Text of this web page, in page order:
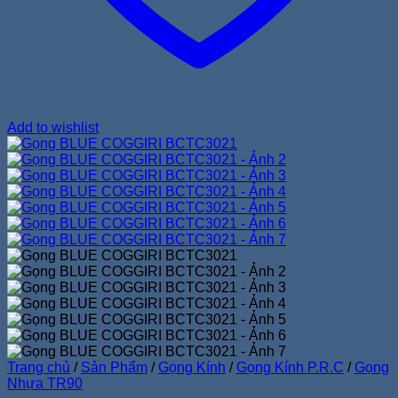
Add to wishlist
Trang chủ / Sản Phẩm / Gọng Kính / Gọng Kính P.R.C / Gọng
Nhựa TR90